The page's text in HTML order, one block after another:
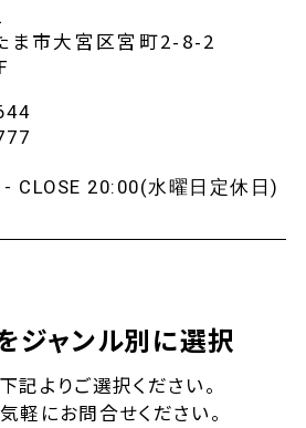
ま市大宮区宮町2-8-2
- CLOSE 20:00(水曜日定休日)
ジャンル別に選択
記よりご選択ください。
軽にお問合せください。